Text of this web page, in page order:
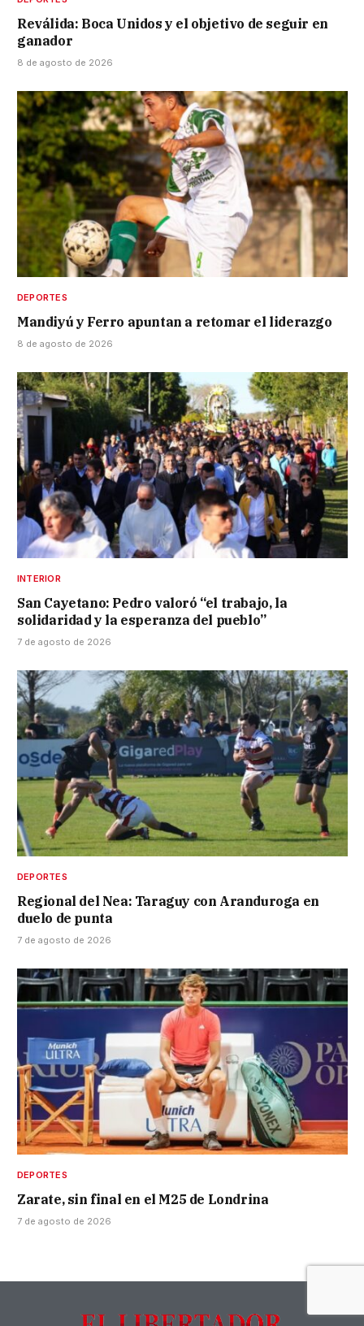
Reválida: Boca Unidos y el objetivo de seguir en
ganador
8 de agosto de 2026
DEPORTES
Mandiyú y Ferro apuntan a retomar el liderazgo
8 de agosto de 2026
INTERIOR
San Cayetano: Pedro valoró “el trabajo, la
solidaridad y la esperanza del pueblo”
7 de agosto de 2026
DEPORTES
Regional del Nea: Taraguy con Aranduroga en
duelo de punta
7 de agosto de 2026
DEPORTES
Zarate, sin final en el M25 de Londrina
7 de agosto de 2026